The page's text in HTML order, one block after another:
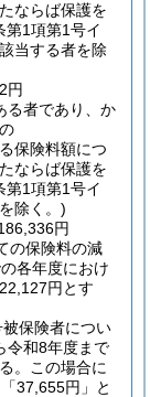
ならば保護を
第1項第1号イ
当する者を除
円
る者であり、か
保険料額につ
ならば保護を
第1項第1号イ
除く。)
円
の保険料の減
各年度におけ
円とす
保険者につい
令和8年度まで
。
この場合に
37,655円」と